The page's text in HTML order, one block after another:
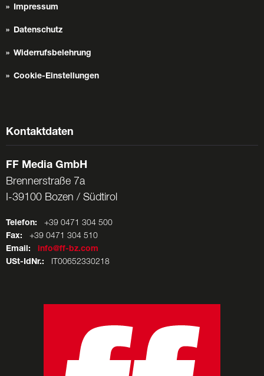
Impressum
Datenschutz
Widerrufsbelehrung
Cookie-Einstellungen
Kontaktdaten
FF Media GmbH
Brennerstraße 7a
I-39100 Bozen / Südtirol
Telefon: +39 0471 304 500
Fax: +39 0471 304 510
Email:
info@ff-bz.com
USt-IdNr.: IT00652330218